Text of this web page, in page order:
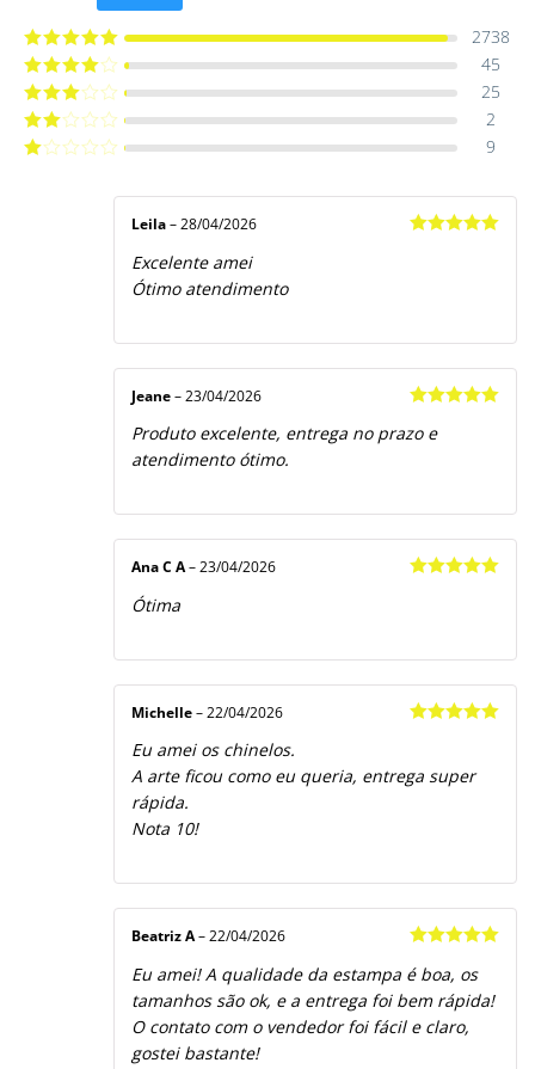
Avaliação5
2738
Avaliação
45
Avaliação
25
Avaliação
2
9
Leila – 28/04/2026
Excelente amei
Ótimo atendimento
de 5
Jeane – 23/04/2026
Produto excelente, entrega no prazo e
atendimento ótimo.
Ana C A– 23/04/2026
Ótima
Michelle – 22/04/2026
Eu amei os chinelos.
A arte ficou como eu queria, entrega super
rápida.
Nota 10!
de 5
Beatriz A– 22/04/2026
Eu amei! A qualidade da estampa é boa, os
tamanhos são ok, e a entrega foi bem rápida!
O contato com o vendedor foi fácil e claro,
gostei bastante!